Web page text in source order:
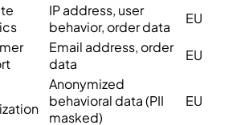
IP address, user
behavior, order data
EU
Email address, order
data
EU
Anonymized
behavioral data (PII
masked)
EU